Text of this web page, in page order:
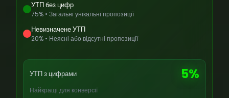
УТП без цифр
75% • Загальні унікальні пропозиції
Невизначене УТП
20% • Неясні або відсутні пропозиції
УТП з цифрами 5%
Найкращі для конверсії